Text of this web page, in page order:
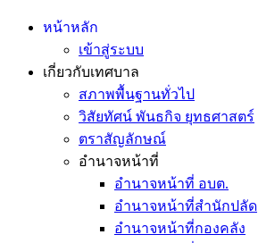
หน้าหลัก
เข้าสู่ระบบ
เกี่ยวกับเทศบาล
สภาพพื้นฐานทั่วไป
วิสัยทัศน์ พันธกิจ ยุทธศาสตร์
ตราสัญลักษณ์
อำนาจหน้าที่
อำนาจหน้าที่ อบต.
อำนาจหน้าที่สำนักปลัด
อำนาจหน้าที่กองคลัง